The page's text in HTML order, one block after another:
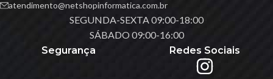
atendimento@netshopinformatica.com.br
SEGUNDA-SEXTA 09:00-18:00
SÁBADO 09:00-16:00
Segurança
Redes Sociais